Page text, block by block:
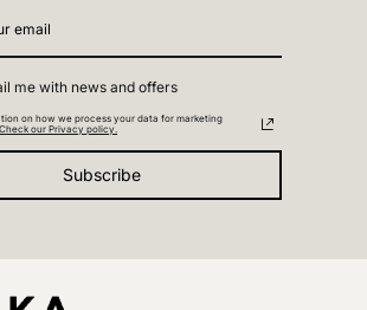
me with news and offers
on how we process your data for marketing
Check our Privacy policy.
Subscribe